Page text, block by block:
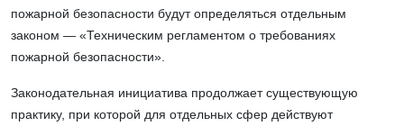
пожарной безопасности будут определяться отдельным
законом — «Техническим регламентом о требованиях
пожарной безопасности».
Законодательная инициатива продолжает существующую
практику, при которой для отдельных сфер действуют